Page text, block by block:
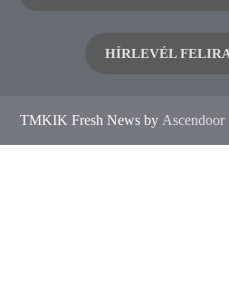
HÍRLEVÉL
TMKIK Fresh News by Ascendoor